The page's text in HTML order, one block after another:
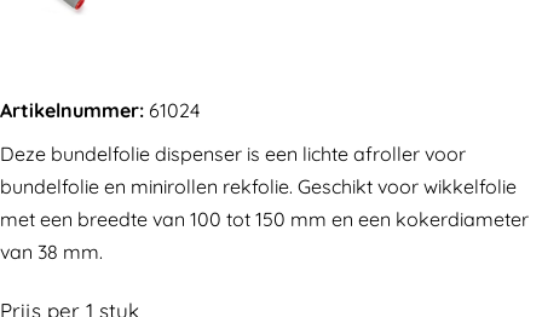
Artikelnummer: 61024
Deze bundelfolie dispenser is een lichte afroller voor
bundelfolie en minirollen rekfolie. Geschikt voor wikkelfolie
met een breedte van 100 tot 150 mm en een kokerdiameter
van 38 mm.
Prijs per 1 stuk